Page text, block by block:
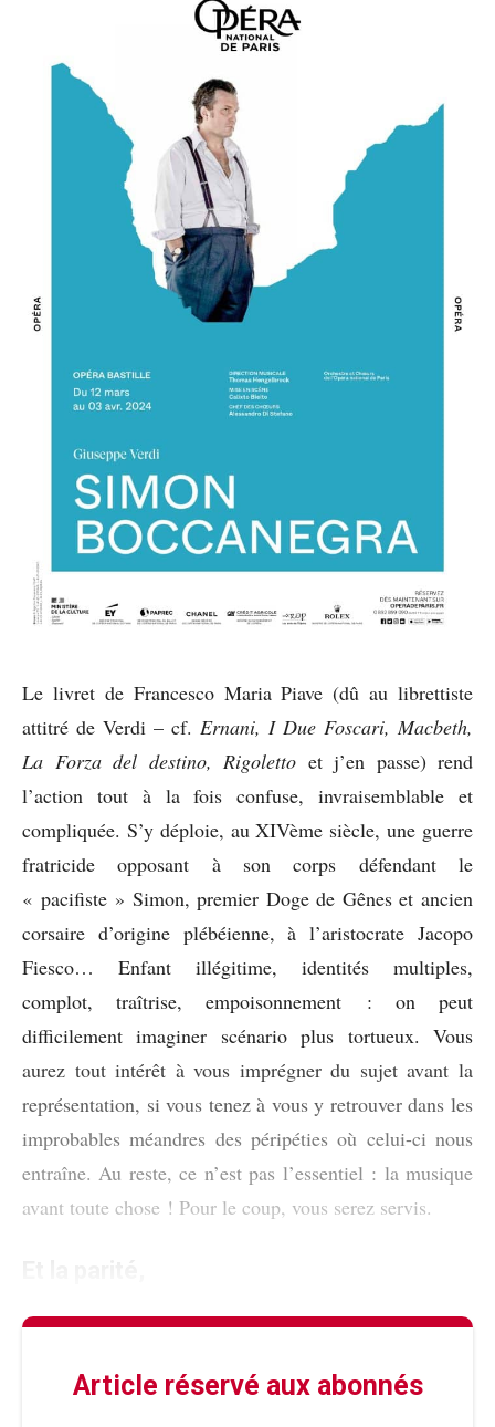
Le livret de Francesco Maria Piave (dû au librettiste
attitré de Verdi – cf. Ernani, I Due Foscari, Macbeth,
La Forza del destino, Rigoletto et j’en passe) rend
l’action tout à la fois confuse, invraisemblable et
compliquée. S’y déploie, au XIVème siècle, une guerre
fratricide opposant à son corps défendant le
« pacifiste » Simon, premier Doge de Gênes et ancien
corsaire d’origine plébéienne, à l’aristocrate Jacopo
Fiesco… Enfant illégitime, identités multiples,
complot, traîtrise, empoisonnement : on peut
difficilement imaginer scénario plus tortueux. Vous
aurez tout intérêt à vous imprégner du sujet avant la
représentation, si vous tenez à vous y retrouver dans les
improbables méandres des péripéties où celui-ci nous
entraîne. Au reste, ce n’est pas l’essentiel : la musique
avant toute chose ! Pour le coup, vous serez servis.
Article réservé aux abonnés